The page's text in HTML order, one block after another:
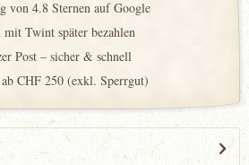
von 4.8 Sternen auf Google
Twint später bezahlen
Post – sicher & schnell
CHF 250 (exkl. Sperrgut)